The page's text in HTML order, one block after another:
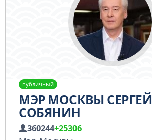
публичный
МЭР МОСКВЫ СЕРГЕЙ
СОБЯНИН
360244+25306